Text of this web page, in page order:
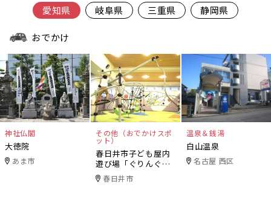
愛知県 岐阜県 三重県 静岡県
おでかけ
神社仏閣
大徳院
あま市
その他（おでかけスポ
ット）
春日井市子ども屋内
遊び場「ぐりんぐり
ん」春日井市
温泉＆銭湯
白山温泉
名古屋 西区